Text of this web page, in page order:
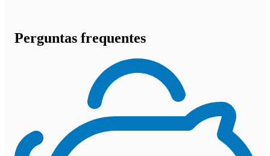
Perguntas frequentes